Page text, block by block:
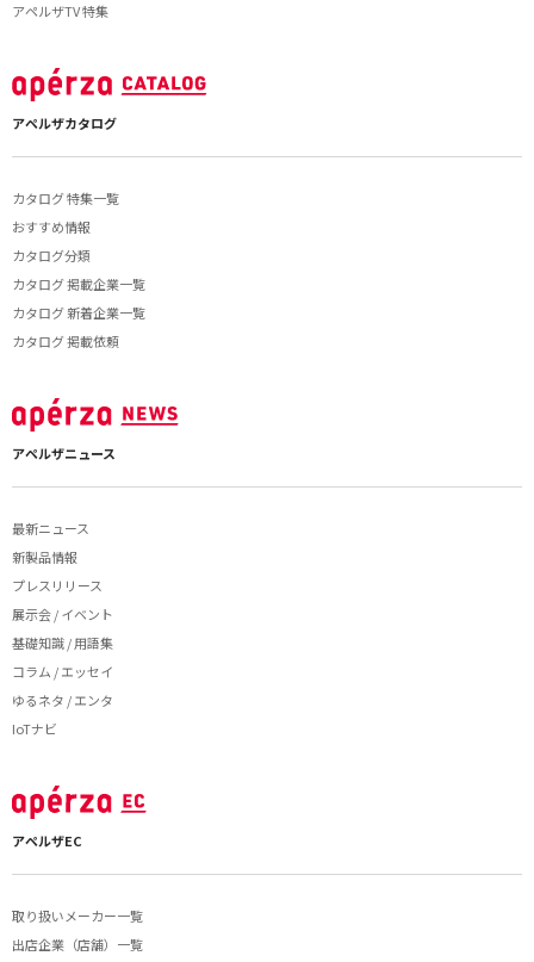
アペルザTV 特集
アペルザカタログ
カタログ 特集一覧
おすすめ情報
カタログ分類
カタログ 掲載企業一覧
カタログ 新着企業一覧
カタログ 掲載依頼
アペルザニュース
最新ニュース
新製品情報
プレスリリース
展示会 / イベント
基礎知識 / 用語集
コラム / エッセイ
ゆるネタ / エンタ
IoTナビ
アペルザEC
取り扱いメーカー一覧
出店企業（店舗）一覧